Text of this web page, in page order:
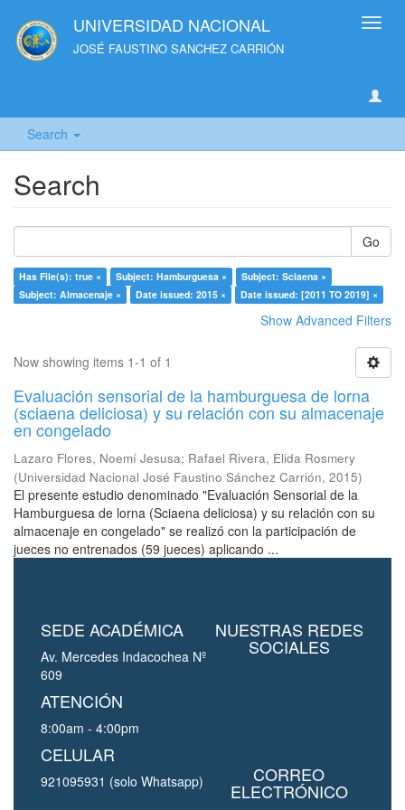
UNIVERSIDAD NACIONAL
JOSÉ FAUSTINO SANCHEZ CARRIÓN
Search
Search
Go
Has File(s): true × Subject: Hamburguesa ×
Subject: Sciaena ×
Subject: Almacenaje ×
Date issued: 2015 × Date issued: [2011 TO 2019] ×
Show Advanced Filters
Now showing items 1-1 of 1
Evaluación sensorial de la hamburguesa de lorna
(sciaena deliciosa) y su relación con su almacenaje
en congelado
Lazaro Flores, Noemí Jesusa; Rafael Rivera, Elida Rosmery
(Universidad Nacional José Faustino Sánchez Carrión, 2015)
El presente estudio denominado "Evaluación Sensorial de la
Hamburguesa de lorna (Sciaena deliciosa) y su relación con su
almacenaje en congelado" se realizó con la participación de
jueces no entrenados (59 jueces) aplicando ...
SEDE ACADÉMICA
Av. Mercedes Indacochea Nº
609
ATENCIÓN
8:00am - 4:00pm
CELULAR
921095931 (solo Whatsapp)
NUESTRAS REDES
SOCIALES
CORREO
ELECTRÓNICO